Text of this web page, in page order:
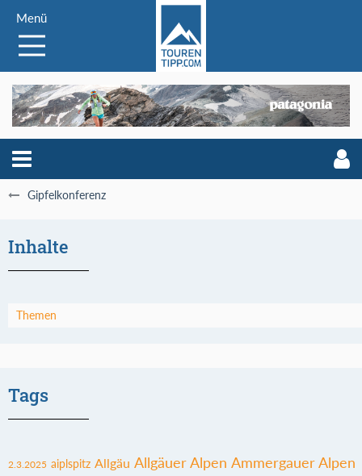
Menü
Gipfelkonferenz
Inhalte
Themen
Tags
2.3.2025 aiplspitz Allgäu Allgäuer Alpen Ammergauer Alpen